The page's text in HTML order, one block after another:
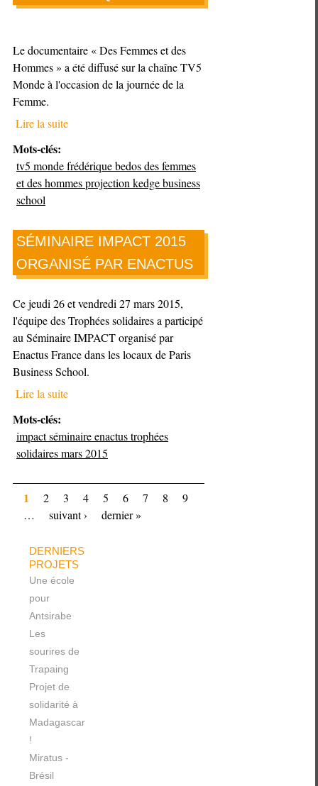
Le documentaire « Des Femmes et des
Hommes » a été diffusé sur la chaîne TV5
Monde à l'occasion de la journée de la
Femme.
Lire la suite
Mots-clés:
tv5 monde frédérique bedos des femmes
et des hommes projection kedge business
school
SÉMINAIRE IMPACT 2015
ORGANISÉ PAR ENACTUS
Ce jeudi 26 et vendredi 27 mars 2015,
l'équipe des Trophées solidaires a participé
au Séminaire IMPACT organisé par
Enactus France dans les locaux de Paris
Business School.
Lire la suite
Mots-clés:
impact séminaire enactus trophées
solidaires mars 2015
1 2 3 4 5 6 7 8
9
…
suivant › dernier »
DERNIERS
PROJETS
Une école
pour
Antsirabe
Les
sourires de
Trapaing
Projet de
solidarité à
Madagascar
!
Miratus -
Brésil